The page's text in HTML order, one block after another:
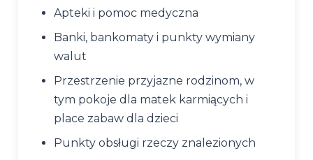
Apteki i pomoc medyczna
Banki, bankomaty i punkty wymiany
walut
Przestrzenie przyjazne rodzinom, w
tym pokoje dla matek karmiących i
place zabaw dla dzieci
Punkty obsługi rzeczy znalezionych